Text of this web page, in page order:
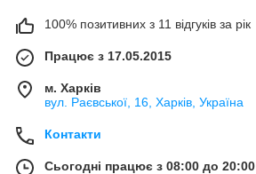
100% позитивних з 11 відгуків за рік
Працює з 17.05.2015
м. Харків
вул. Раєвської, 16, Харків, Україна
Контакти
Сьогодні працює з 08:00 до 20:00